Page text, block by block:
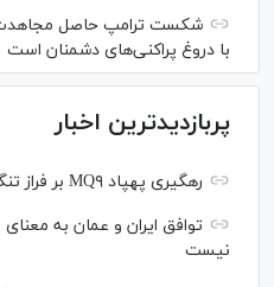
شکست ترامپ حاصل مجاهدت
با دروغ پراکنی‌های دشمنان است
پربازدیدترین اخبار
رهگیری پهپاد MQ۹ بر فراز تنگه هرمز
توافق ایران و عمان به
نیست